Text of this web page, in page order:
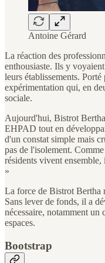
Antoine Gérard
La réaction des
enthousiaste. Ils y
leurs établissements.
expérimentation qui, en
sociale.
Aujourd'hui, Bistrot Bertha
EHPAD tout en
d'un constat simple mais
pas de l'isolement.
résidents vivent
»
La force de Bistrot Bertha
Sans lever de fonds, il a
nécessaire, notamment
espaces.
Bootstrap